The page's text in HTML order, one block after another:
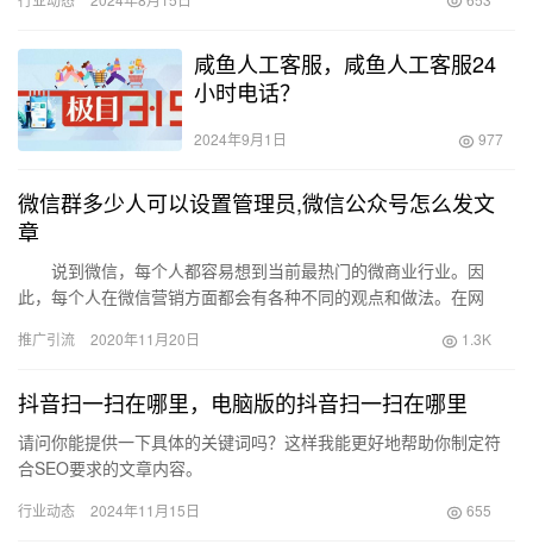
咸鱼人工客服，咸鱼人工客服24
小时电话？
2024年9月1日 977
微信群多少人可以设置管理员,微信公众号怎么发文
章
说到微信，每个人都容易想到当前最热门的微商业行业。因
此，每个人在微信营销方面都会有各种不同的观点和做法。在网
推广引流 2020年11月20日 1.3K
抖音扫一扫在哪里，电脑版的抖音扫一扫在哪里
请问你能提供一下具体的关键词吗？这样我能更好地帮助你制定符
合SEO要求的文章内容。
行业动态 2024年11月15日 655